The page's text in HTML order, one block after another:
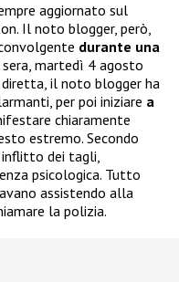
aggiornato sul
Il noto blogger, però,
durante una
sera, martedì 4 agosto
il noto blogger ha
per poi iniziare a
chiaramente
estremo. Secondo
dei tagli,
psicologica. Tutto
assistendo alla
la polizia.